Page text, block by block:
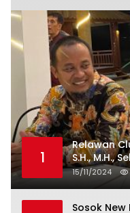
1
Relawan
S.H., M.H.,
15/11/2024
Sosok